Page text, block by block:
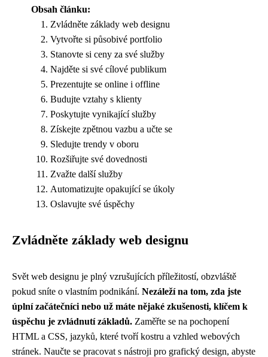
Obsah článku:
Zvládněte základy web designu
Vytvořte si působivé portfolio
Stanovte si ceny za své služby
Najděte si své cílové publikum
Prezentujte se online i offline
Budujte vztahy s klienty
Poskytujte vynikající služby
Získejte zpětnou vazbu a učte se
Sledujte trendy v oboru
Rozšiřujte své dovednosti
Zvažte další služby
Automatizujte opakující se úkoly
Oslavujte své úspěchy
Zvládněte základy web designu
Svět web designu je plný vzrušujících příležitostí, obzvláště
pokud sníte o vlastním podnikání. Nezáleží na tom, zda jste
úplní začátečníci nebo už máte nějaké zkušenosti, klíčem k
úspěchu je zvládnutí základů. Zaměřte se na pochopení
HTML a CSS, jazyků, které tvoří kostru a vzhled webových
stránek. Naučte se pracovat s nástroji pro grafický design, abyste